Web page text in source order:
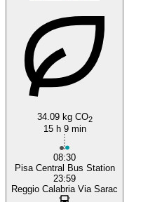
34.09 kg CO2
15 h 9 min
08:30
Pisa Central Bus Station
23:59
Reggio Calabria Via Sarac